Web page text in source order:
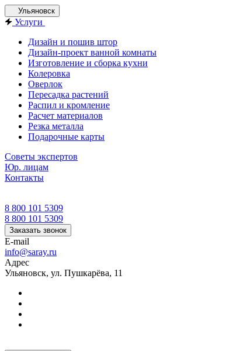
Ульяновск
Услуги
Дизайн и пошив штор
Дизайн-проект ванной комнаты
Изготовление и сборка кухни
Колеровка
Оверлок
Пересадка растений
Распил и кромление
Расчет материалов
Резка металла
Подарочные карты
Советы экспертов
Юр. лицам
Контакты
8 800 101 5309
8 800 101 5309
Заказать звонок
E-mail
info@saray.ru
Адрес
Ульяновск, ул. Пушкарёва, 11